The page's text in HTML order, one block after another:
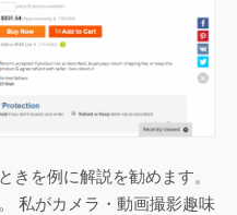
きを例に解説を勧めます。
私がカメラ・動画撮影趣味